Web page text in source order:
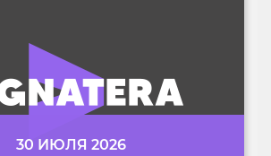
30 ИЮЛЯ 2026